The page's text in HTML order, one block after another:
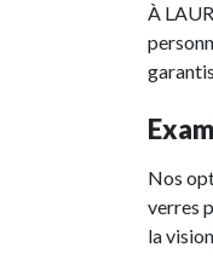
À
Nos
verres
la